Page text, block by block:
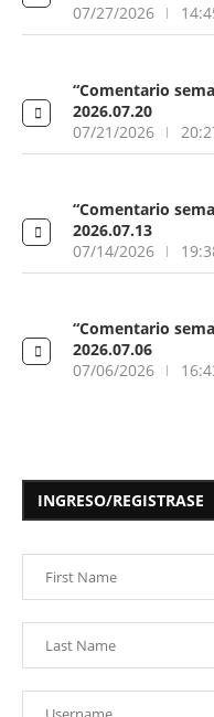
07/27/2026
“Comentario
2026.07.20
07/21/2026
“Comentario
2026.07.13
07/14/2026
“Comentario
2026.07.06
07/06/2026
INGRESO/REGISTRASE